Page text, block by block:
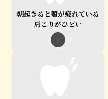
朝起きると顎が疲れている
肩こりがひどい